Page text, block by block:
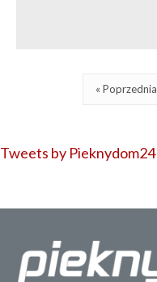
« Poprzednia
Tweets by Pieknydom24